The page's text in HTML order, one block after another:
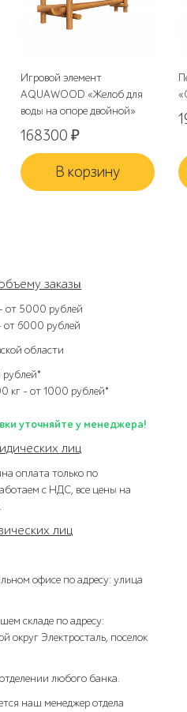
Игровой элемент
AQUAWOOD «Желоб для
воды на опоре двойной»
168300₽
В корзину
заказы
от 5000 рублей
от 6000 рублей
области
рублей*
кг – от 1000 рублей*
уточняйте у менеджера!
лиц
оплата только по
с НДС, все цены на
лиц
офисе по адресу: улица
складе по адресу:
округ Электросталь, поселок
любого банка.
наш менеджер отдела